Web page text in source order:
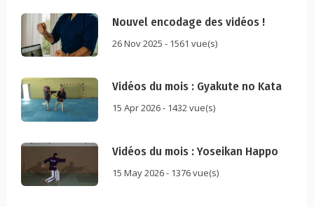
Nouvel encodage des vidéos !
26 Nov 2025 - 1561 vue(s)
Vidéos du mois : Gyakute no Kata
15 Apr 2026 - 1432 vue(s)
Vidéos du mois : Yoseikan Happo
15 May 2026 - 1376 vue(s)